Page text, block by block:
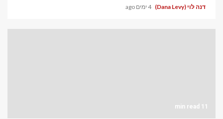
דנה לוי (Dana Levy) 4 ימים ago
11 min read